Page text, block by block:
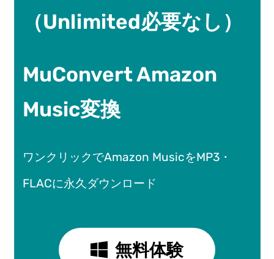
（Unlimited必要なし）
MuConvert Amazon
Music変換
ワンクリックでAmazon MusicをMP3・
FLACに永久ダウンロード
無料体験